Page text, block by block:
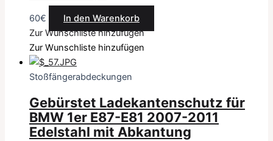
60€
In den Warenkorb
Zur Wunschliste hinzufügen
Zur Wunschliste hinzufügen
Stoßfängerabdeckungen
Gebürstet Ladekantenschutz für
BMW 1er E87-E81 2007-2011
Edelstahl mit Abkantung